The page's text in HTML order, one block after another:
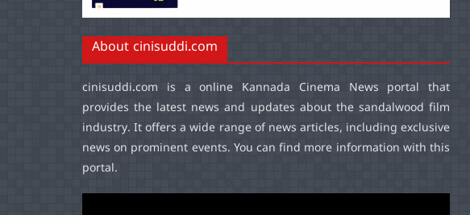
About cinisuddi.com
cinisuddi.com is a online Kannada Cinema News portal that
provides the latest news and updates about the sandalwood film
industry. It offers a wide range of news articles, including exclusive
news on prominent events. You can find more information with this
portal.